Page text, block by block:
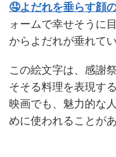
🤤よだれを垂らす顔
ォームで幸せそうに
からよだれが垂れて
この絵文字は、感謝
そそる料理を表現す
映画でも、魅力的な
めに使われることがあ